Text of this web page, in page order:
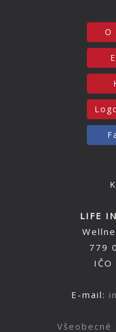
O
LIFE
779
E-mail:
Všeobecné